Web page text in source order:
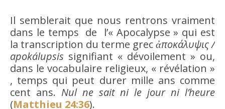
Il semblerait que nous rentrons vraiment
dans le temps de l’« Apocalypse » qui est
la transcription du terme grecἀποκάλυψις /
apokálupsis signifiant « dévoilement » ou,
dans le vocabulaire religieux, « révélation »
, temps qui peut durer mille ans comme
cent ans. Nul ne sait ni le jour ni l’heure
(Matthieu 24:36).